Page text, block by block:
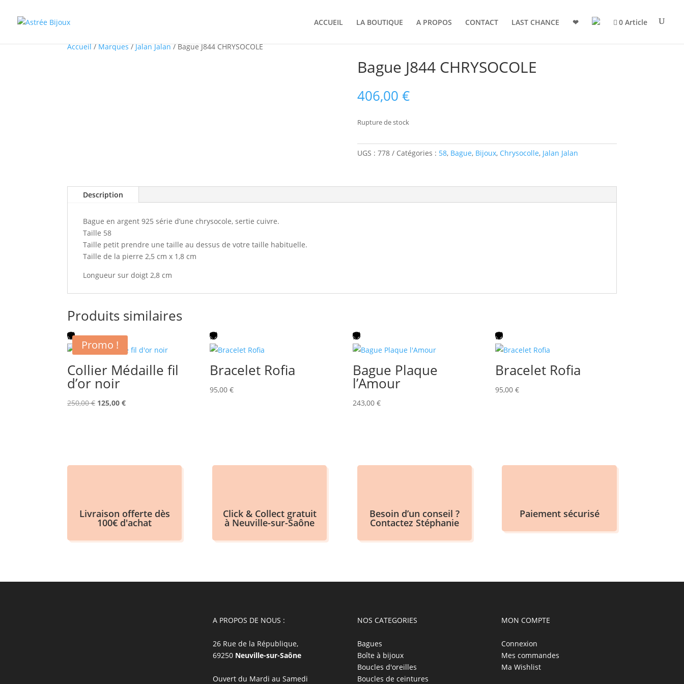
ACCUEIL LA BOUTIQUE A PROPOS CONTACT LAST CHANCE ❤ 0 Article
Accueil/Marques/Jalan Jalan/ Bague J844 CHRYSOCOLE
Bague J844 CHRYSOCOLE
406,00 €
Rupture de stock
UGS : 778 Catégories : 58, Bague, Bijoux, Chrysocolle, Jalan Jalan
Description
Bague en argent 925 série d’une chrysocole, sertie cuivre.
Taille 58
Taille petit prendre une taille au dessus de votre taille habituelle.
Taille de la pierre 2,5 cm x 1,8 cm
Longueur sur doigt 2,8 cm
Produits similaires
Promo !
Collier Médaille fil
d’or noir
250,00€ Le
125,00 €Le
Bracelet Rofia
95,00€
Bague Plaque
l’Amour
243,00 €
Bracelet Rofia
95,00 €
Livraison offerte dès
100€ d'achat
Click & Collect gratuit
à Neuville-sur-Saône
Besoin d’un conseil ?
Contactez Stéphanie
Paiement sécurisé
A PROPOS DE NOUS :
26 Rue de la République,
69250 Neuville-sur-Saône
Ouvert du Mardi au Samedi
NOS CATEGORIES
Bagues
Boîte à bijoux
Boucles d'oreilles
Boucles de ceintures
MON COMPTE
Connexion
Mes commandes
Ma Wishlist